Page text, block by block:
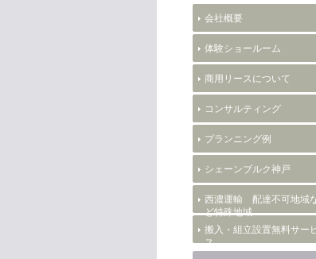
会社概要
体験ショールーム
商用リースについて
コンサルティング
プランニング例
シェーンブルク神戸
西濃運輸 配達不可地域
ど特殊地域
搬入・組立設置無料サー
ス